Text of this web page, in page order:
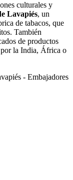
culturales y
Lavapiés, un
de tabacos, que
También
de productos
por la India, África o
- Embajadores